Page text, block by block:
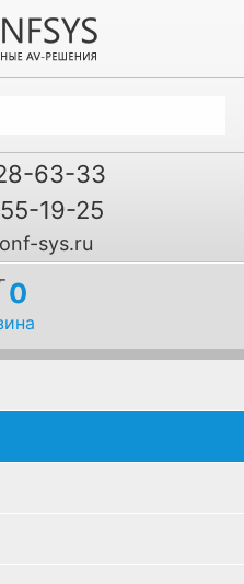
63-33
19-25
sys.ru
0